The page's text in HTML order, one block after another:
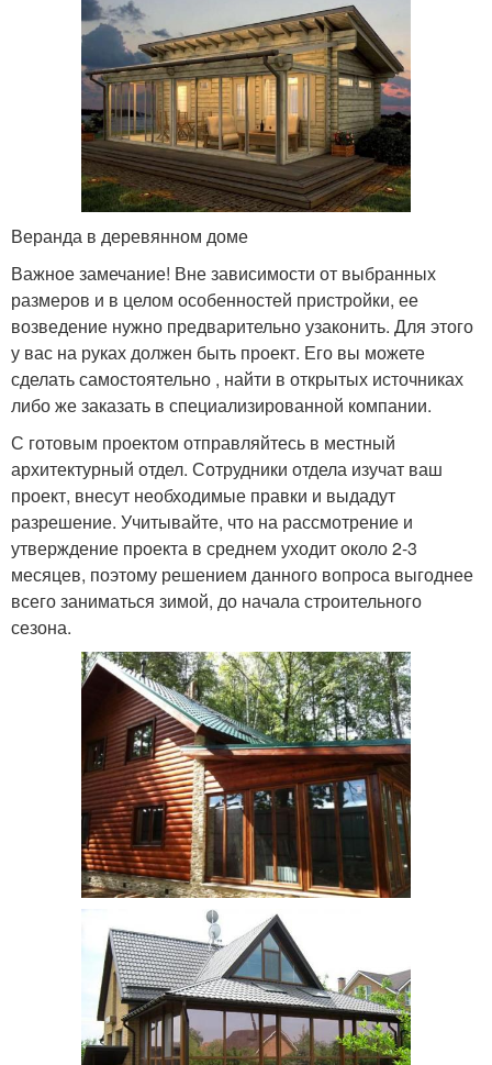
Веранда в деревянном доме
Важное замечание! Вне зависимости от выбранных
размеров и в целом особенностей пристройки, ее
возведение нужно предварительно узаконить. Для этого
у вас на руках должен быть проект. Его вы можете
сделать самостоятельно , найти в открытых источниках
либо же заказать в специализированной компании.
С готовым проектом отправляйтесь в местный
архитектурный отдел. Сотрудники отдела изучат ваш
проект, внесут необходимые правки и выдадут
разрешение. Учитывайте, что на рассмотрение и
утверждение проекта в среднем уходит около 2-3
месяцев, поэтому решением данного вопроса выгоднее
всего заниматься зимой, до начала строительного
сезона.